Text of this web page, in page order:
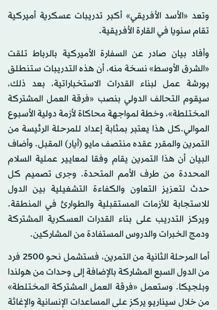
وتعد «الأسد الأفريقي» أكبر تدريبات عسكرية أميركية
تقام سنويا في القارة الأفريقية.
وأفاد بيان صادر عن السفارة الأميركية بالرباط تلقت
«الشرق الأوسط» نسخة منه، أن هذه التدريبات ستنطلق
بورشة عمل لبناء القدرات الاستخباراتية، بعد ذلك،
سيقوم التحالف الدولي بنصب «فرقة العمل المشتركة
المختلطة»، وخطة لمواجهة محاكاة لأزمة دولية الأسبوع
الموالي.كل هذا يعتبر بمثابة إعداد للمرحلة الرئيسة من
التمرين والمقرر عقده منتصف مايو (أيار) المقبل. وأضاف
البيان أن هذا التمرين يقام وفقا لمعايير عملية السلام
المحددة من طرف الأمم المتحدة. وجرى تصميم كل
حدث لتعزيز التعاون والكفاءة التشغيلية بين الدول
للاستجابة للأزمات المستقبلية والطوارئ في المنطقة.
ويركز التدريب على بناء القدرات العسكرية المشتركة
ودمج الخبرات والدروس المستفادة من المشاركين.
أما المرحلة الثانية من التمرين، فستشمل نحو 2500 فرد
من الدول السبع المشاركة بالإضافة إلى وحدات من هولندا
وبلجيكا. وستعمل «فرقة العمل المشتركة المختلطة»
من خلال سيناريو يركز على المساعدات الإنسانية والإغاثة